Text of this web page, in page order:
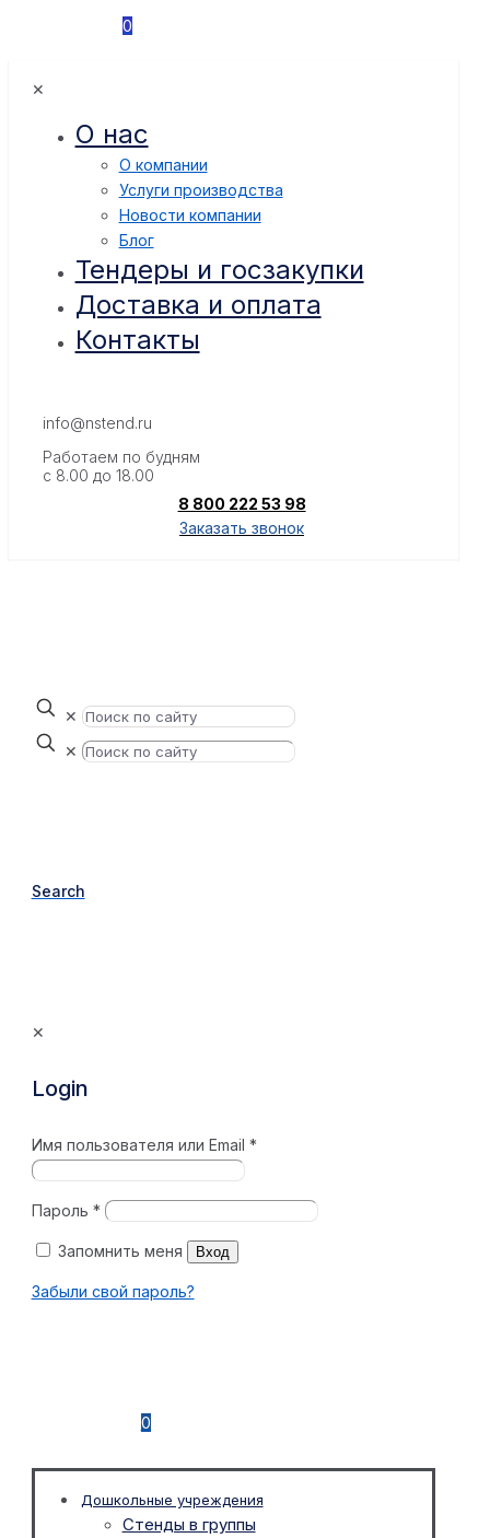
0
✕
О нас
О компании
Услуги производства
Новости компании
Блог
Тендеры и госзакупки
Доставка и оплата
Контакты
info@nstend.ru
Работаем по будням
с 8.00 до 18.00
8 800 222 53 98
Заказать звонок
✕
✕
Search
✕
Login
Имя пользователя или Email *
Пароль *
Запомнить меня Вход
Забыли свой пароль?
0
Дошкольные учреждения
Стенды в группы